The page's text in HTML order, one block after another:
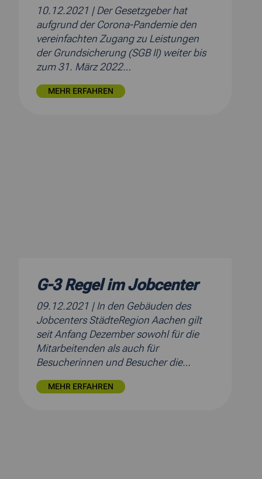
10.12.2021 | Der Gesetzgeber hat
aufgrund der Corona-Pandemie den
vereinfachten Zugang zu Leistungen
der Grundsicherung (SGB II) weiter bis
zum 31. März 2022…
MEHR ERFAHREN
G-3 Regel im Jobcenter
09.12.2021 | In den Gebäuden des
Jobcenters StädteRegion Aachen gilt
seit Anfang Dezember sowohl für die
Mitarbeitenden als auch für
Besucherinnen und Besucher die…
MEHR ERFAHREN